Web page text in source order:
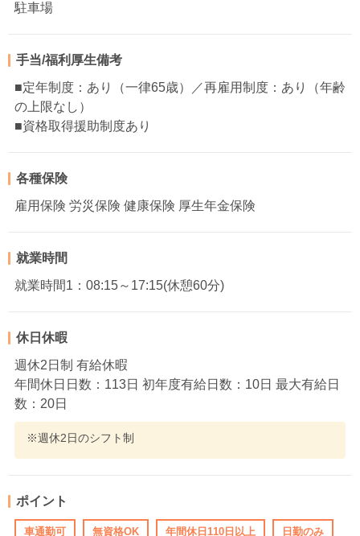
駐車場
手当/福利厚生備考
■定年制度：あり（一律65歳）／再雇用制度：あり（年齢
の上限なし）
■資格取得援助制度あり
各種保険
雇用保険 労災保険 健康保険 厚生年金保険
就業時間
就業時間1：08:15～17:15(休憩60分)
休日休暇
週休2日制 有給休暇
年間休日日数：113日 初年度有給日数：10日 最大有給日
数：20日
※週休2日のシフト制
ポイント
車通勤可 無資格OK 年間休日110日以上 日勤のみ